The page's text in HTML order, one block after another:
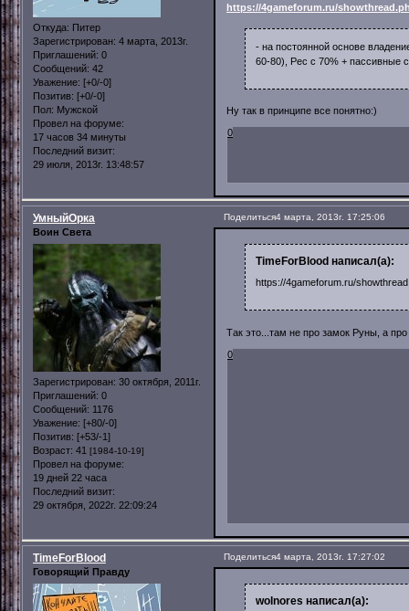
Откуда: Питер
Зарегистрирован: 4 марта, 2013г.
Приглашений: 0
Сообщений: 42
Уважение: [+0/-0]
Позитив: [+0/-0]
Пол: Мужской
Провел на форуме:
17 часов 34 минуты
Последний визит:
29 июля, 2013г. 13:48:57
https://4gameforum.ru/
- на постоянной основе
60-80), Рес с 70% + пассивные
Ну так в принципе все понятно:)
0
Поделиться4 марта, 2013г. 17:25:06
УмныйОрка
Воин Света
Зарегистрирован: 30 октября, 2011г.
Приглашений: 0
Сообщений: 1176
Уважение: [+80/-0]
Позитив: [+53/-1]
Возраст: 41 [1984-10-19]
Провел на форуме:
19 дней 22 часа
Последний визит:
29 октября, 2022г. 22:09:24
TimeForBlood написал(а):
https://4gameforum.ru/
Так это...там не про замок Руны, а
0
Поделиться4 марта, 2013г. 17:27:02
TimeForBlood
Говорящий Правду
wolnores написал(а):